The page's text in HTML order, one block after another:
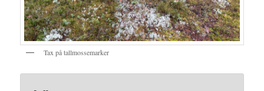
Tax på tallmossemarker